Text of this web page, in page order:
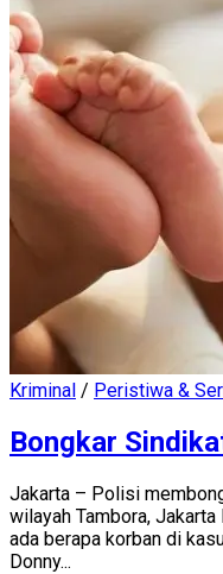
Kriminal / Peristiwa &
Bongkar
Jakarta – Polisi
wilayah Tambora,
ada berapa korban di
Donny...